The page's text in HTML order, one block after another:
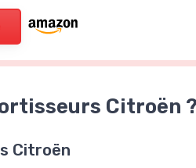
Citroën ?
Citroën